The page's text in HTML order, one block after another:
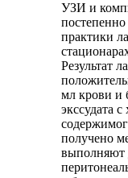
УЗИ и
практики
Результат
мл крови и
экссудата
получено
выполняют